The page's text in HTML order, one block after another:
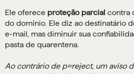
Ele oferece proteção parcial contra
do domínio. Ele diz ao destinatário
e-mail, mas diminuir sua
pasta de quarentena.
Ao contrário de p=reject, um aviso